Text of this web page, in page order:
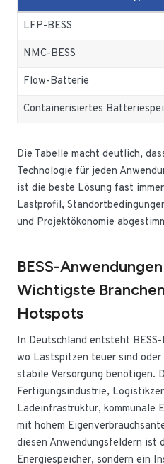
LFP-BESS
NMC-BESS
Flow-Batterie
Containerisiertes
Die Tabelle macht deutlich,
Technologie für jeden
ist die beste Lösung fast
Lastprofil,
und Projektökonomie
BESS-
Wichtigste
Hotspots
In Deutschland entsteht
wo Lastspitzen teuer sind
stabile Versorgung benötigen.
Fertigungsindustrie,
Ladeinfrastruktur, kommunale
mit hohem
diesen Anwendungsfeldern ist
Energiespeicher, sondern ein